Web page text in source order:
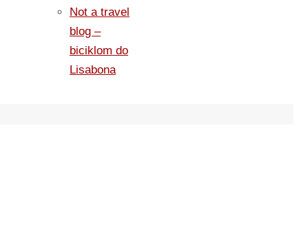
Not a travel
blog –
biciklom do
Lisabona